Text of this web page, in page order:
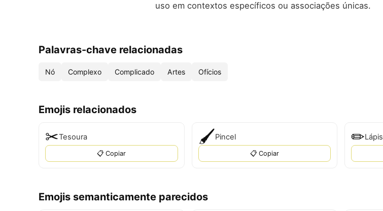
uso em contextos específicos ou associações únicas.
Palavras-chave relacionadas
Nó Complexo Complicado Artes Ofícios
Emojis relacionados
✂Tesoura
📋 Copiar
🖌Pincel
📋 Copiar
✏Lápis
Emojis semanticamente parecidos